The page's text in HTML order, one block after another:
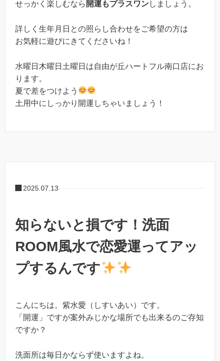
せっかく楽しむなら 開運もプラスワンしましょう。
詳しく生年月日との照らし合わせをご希望の方は
お気軽に遊びにきてくださいね！
水曜日木曜日土曜日は自由が丘ハートフル南口店にお
ります。
夏で差をつけよう
土用中にしっかり開運しちゃいましょう！
2025.07.13
知らないと損です！洗面
ROOM風水で恋愛運ってアッ
プするんです
こんにちは。紫水愛（しすいあい）です。
「開運」ですが案外みじかな場所でも出来るのご存知
ですか？
洗面所は毎日かならず使いますよね。